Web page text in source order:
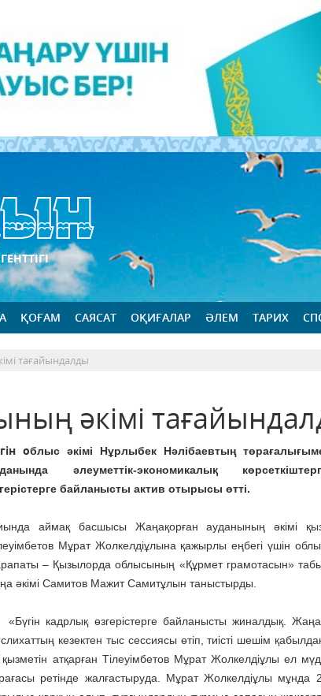
ҚОҒАМ САЯСАТ ОҚИҒАЛАР ӘЛЕМ ТАРИХ
тағайындалды
әкімі
облыс әкімі Нұрлыбек Нәлібаевтың
әлеуметтік-экономикалық
байланысты актив отырысы өтті.
аймақ басшысы Жаңақорған ауданының әкімі
Мұрат Жолкелдіұлына қажырлы еңбегі үшін
– Қызылорда облысының «Құрмет грамотасын»
әкімі Самитов Мажит Самитұлын таныстырды.
кадрлық өзгерістерге байланысты жиналдық.
кезектен тыс сессиясы өтіп, тиісті шешім
атқарған Тілеуімбетов Мұрат Жолкелдіұлы ел
ретінде жалғастыруда. Мұрат Жолкелдіұлы мұнда